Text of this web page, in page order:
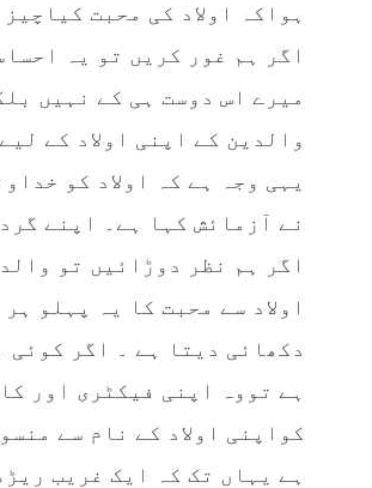
ہواکہ اولاد کی محبت کیاچیز
اگر ہم غور کریں تو یہ
میرے اس دوست ہی کے نہیں
والدین کے اپنی اولاد کے
یہی وجہ ہے کہ اولاد کو
نے آزمائش کہا ہے۔ اپنے
اگر ہم نظر دوڑائیں تو
اولاد سے محبت کا یہ پہلو
دکھائی دیتا ہے ۔ اگر کوئی
ہے تووہ اپنی فیکٹری اور
کواپنی اولاد کے نام سے
ہے یہاں تک کہ ایک غریب